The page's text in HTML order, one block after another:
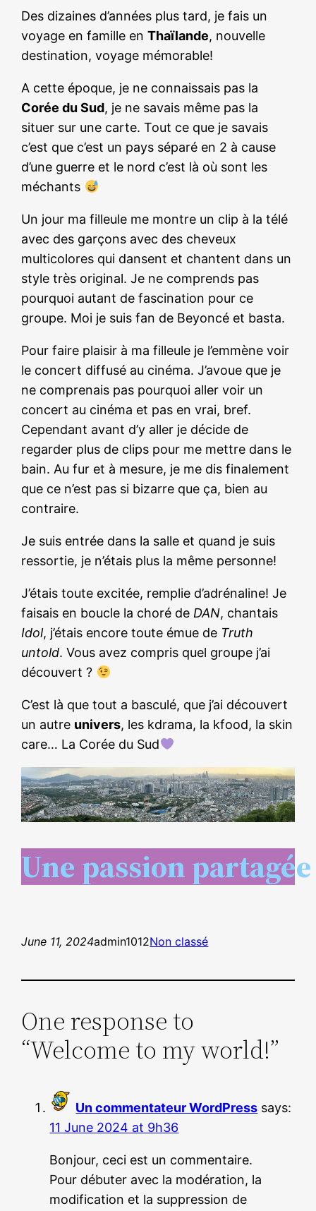
Des dizaines d’années plus tard, je fais un
voyage en famille enThaïlande, nouvelle
destination, voyage mémorable!
A cette époque, je ne connaissais pas la
Corée du Sud, je ne savais même pas la
situer sur une carte. Tout ce que je savais
c’est que c’est un pays séparé en 2 à cause
d’une guerre et le nord c’est là où sont les
méchants
Un jour ma filleule me montre un clip à la télé
avec des garçons avec des cheveux
multicolores qui dansent et chantent dans un
style très original. Je ne comprends pas
pourquoi autant de fascination pour ce
groupe. Moi je suis fan de Beyoncé et basta.
Pour faire plaisir à ma filleule je l’emmène voir
le concert diffusé au cinéma. J’avoue que je
ne comprenais pas pourquoi aller voir un
concert au cinéma et pas en vrai, bref.
Cependant avant d’y aller je décide de
regarder plus de clips pour me mettre dans le
bain. Au fur et à mesure, je me dis finalement
que ce n’est pas si bizarre que ça, bien au
contraire.
Je suis entrée dans la salle et quand je suis
ressortie, je n’étais plus la même personne!
J’étais toute excitée, remplie d’adrénaline! Je
faisais en boucle la choré de DAN, chantais
Idol, j’étais encore toute émue de Truth
untold. Vous avez compris quel groupe j’ai
découvert ?
C’est là que tout a basculé, que j’ai découvert
un autre univers, les kdrama, la kfood, la skin
care… La Corée du Sud
Une passion
June 11, 2024admin1012Non classé
One response to
“Welcome to my world!”
Un commentateur WordPress says:
11 June 2024 at 9h36
Bonjour, ceci est un commentaire.
Pour débuter avec la modération, la
modification et la suppression de